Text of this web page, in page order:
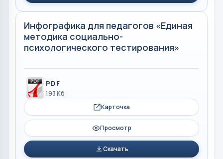
Инфографика для педагогов «Единая
методика социально-
психологического тестирования»
PDF
193 Кб
Карточка
Просмотр
Скачать